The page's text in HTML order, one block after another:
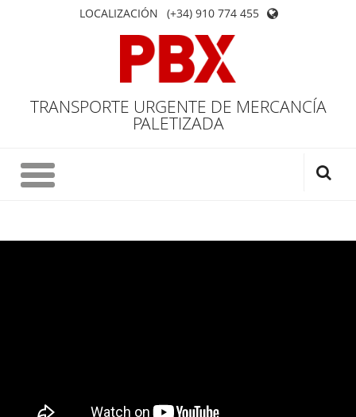
LOCALIZACIÓN (+34) 910 774 455
TRANSPORTE URGENTE DE MERCANCÍA
PALETIZADA